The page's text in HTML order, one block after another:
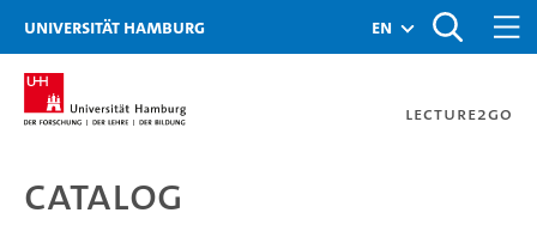
Zu den Filtern
Zur Metanavigation
Zur Hauptnavigation
Zur Suche
Zum Inhalt
Zum Seitenfuss
Universität Hamburg en
Lecture2Go
Catalog
Catalog